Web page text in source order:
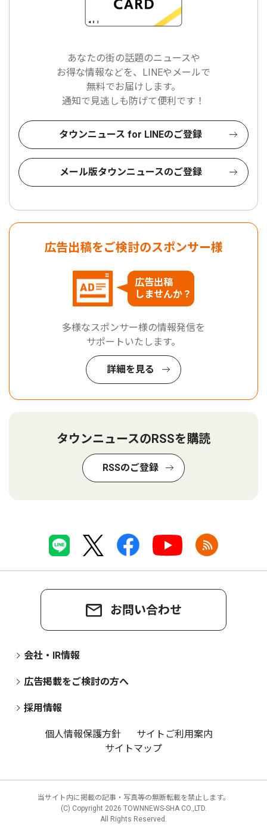
あなたの街の話題のニュースや
お得な情報などを、LINEやメールで
無料でお届けします。
通知で見逃しも防げて便利です！
タウンニュース for LINEのご登録
メール版タウンニュースのご登録
広告出稿をご検討のスポンサー様
広告出稿
しませんか？
多様なスポンサー様の情報発信を
サポートいたします。
詳細を見る
タウンニュースのRSSを購読
RSSのご登録
お問い合わせ
会社・IR情報
広告掲載をご検討の方へ
採用情報
個人情報保護方針
サイトご利用案内
サイトマップ
当サイト内に掲載の記事・写真等の無断転載を禁止します。
(C) Copyright 2026 TOWNNEWS-SHA CO.,LTD.
All Rights Reserved.